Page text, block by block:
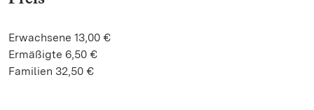
Erwachsene 13,00 €
Ermäßigte 6,50 €
Familien 32,50 €